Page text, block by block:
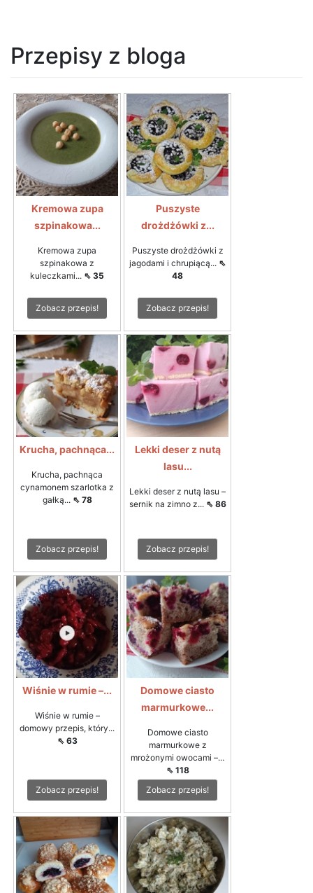
Przepisy z bloga
Kremowa zupa
szpinakowa...
Kremowa zupa
szpinakowa z
kuleczkami... ⇖ 35
Zobacz przepis!
Puszyste
drożdżówki z...
Puszyste drożdżówki z
jagodami i chrupiącą... ⇖
48
Zobacz przepis!
Krucha, pachnąca...
Krucha, pachnąca
cynamonem szarlotka z
gałką... ⇖ 78
Zobacz przepis!
Lekki deser z nutą
lasu...
Lekki deser z nutą lasu –
sernik na zimno z... ⇖ 86
Zobacz przepis!
Wiśnie w rumie –...
Wiśnie w rumie –
domowy przepis, który...
⇖ 63
Zobacz przepis!
Domowe ciasto
marmurkowe...
Domowe ciasto
marmurkowe z
mrożonymi owocami –...
⇖ 118
Zobacz przepis!